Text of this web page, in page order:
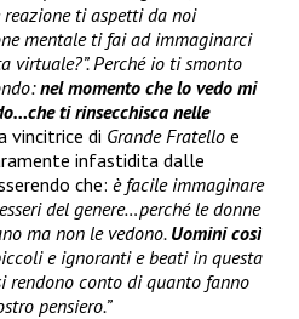
reazione ti aspetti da noi
mentale ti fai ad immaginarci
virtuale?”. Perché io ti smonto
nel momento che lo vedo mi
ti rinsecchisca nelle
vincitrice di Grande Fratello e
infastidita dalle
che: è facile immaginare
del genere…perché le donne
ma non le vedono. Uomini così
e ignoranti e beati in questa
rendono conto di quanto fanno
pensiero.”